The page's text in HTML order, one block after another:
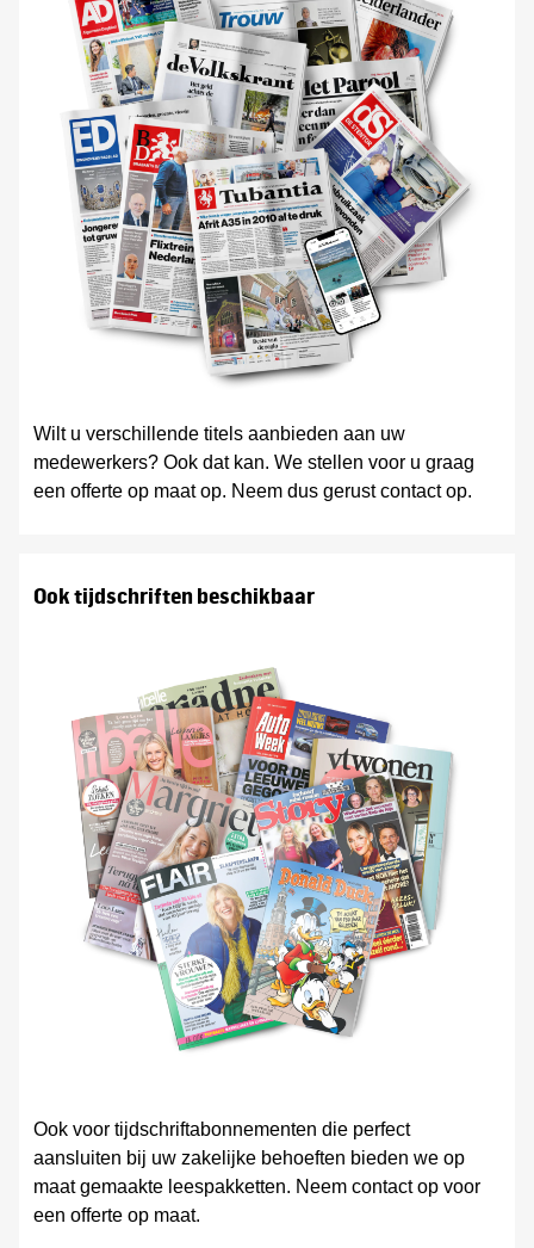
Wilt u verschillende titels aanbieden aan uw
medewerkers? Ook dat kan. We stellen voor u graag
een offerte op maat op. Neem dus gerust contact op.
Ook tijdschriften beschikbaar
Ook voor tijdschriftabonnementen die perfect
aansluiten bij uw zakelijke behoeften bieden we op
maat gemaakte leespakketten. Neem contact op voor
een offerte op maat.